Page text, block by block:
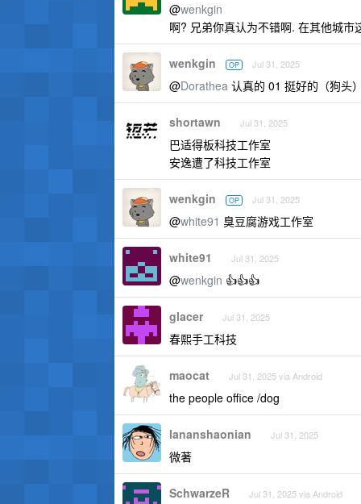
@wenkgin
啊? 兄弟你真认为不错啊. 在其他城
wenkgin OP Jul 31, 2025
@Dorathea 认真的 01 挺好的（狗头）
shortawn Jul 31, 2025
巴适得板科技工作室
安逸遭了科技工作室
wenkgin OP Jul 31, 2025
@white91 臭豆腐游戏工作室
white91 Jul 31, 2025
@wenkgin 👍👍👍
glacer Jul 31, 2025
春熙手工科技
maocat Jul 31, 2025 via Android
the people office /dog
lananshaonian Jul 31, 2025
微著
SchwarzeR Jul 31, 2025 via Android